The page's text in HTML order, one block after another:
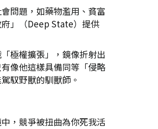
問題，如藥物濫用、貧富
」（Deep State）提供
極權擴張」，鏡像折射出
像他這樣具備同等「侵略
馭野獸的馴獸師。
，競爭被扭曲為你死我活